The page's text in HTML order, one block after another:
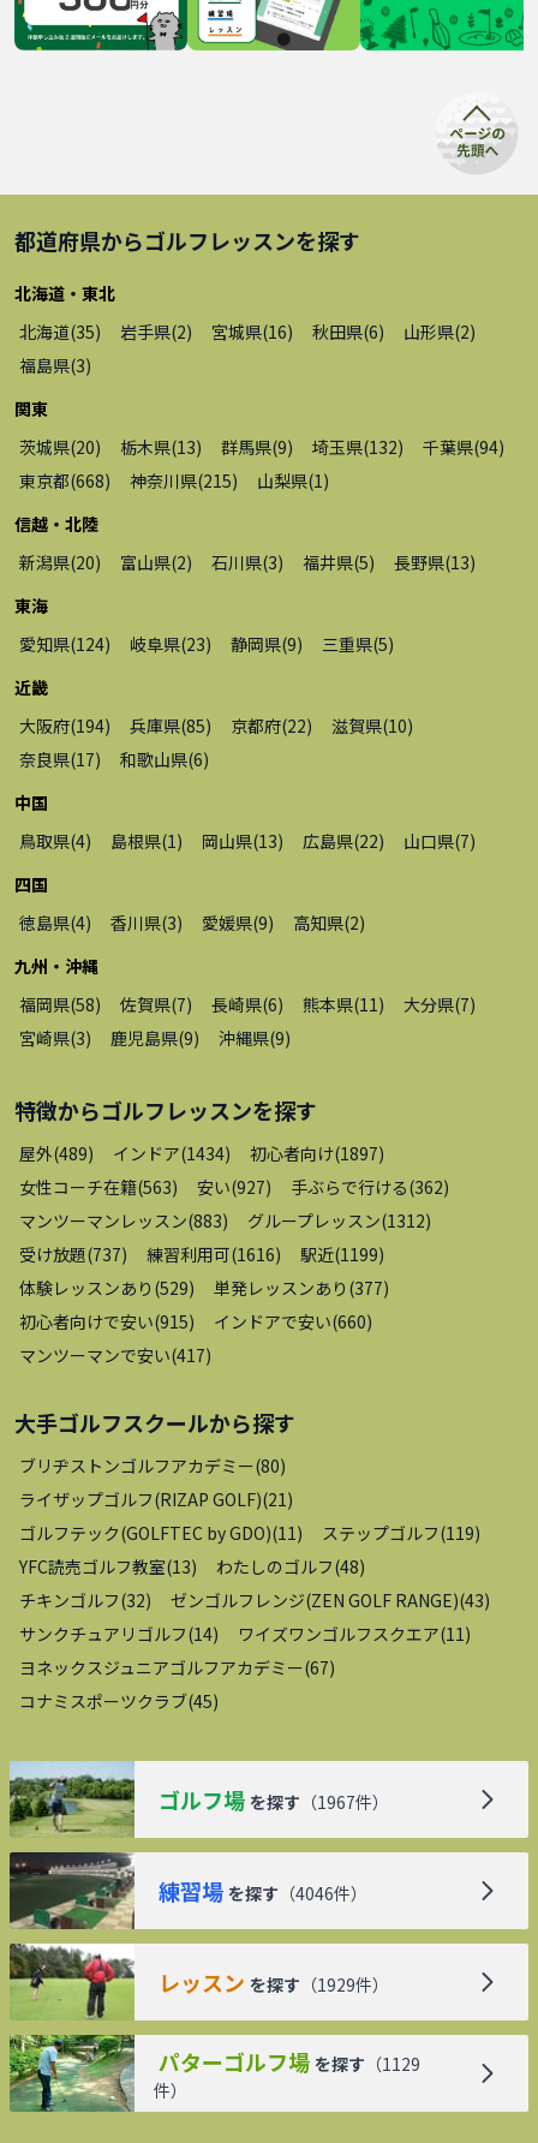
都道府県からゴルフレッスンを探す
北海道・東北
北海道(35) 岩手県(2) 宮城県(16) 秋田県(6) 山形県(2)
福島県(3)
関東
茨城県(20) 栃木県(13) 群馬県(9) 埼玉県(132) 千葉県(94)
東京都(668) 神奈川県(215) 山梨県(1 )
信越・北陸
新潟県(20) 富山県(2) 石川県(3) 福井県(5) 長野県(13)
東海
愛知県(124) 岐阜県(23) 静岡県(9) 三重県(5)
近畿
大阪府(194) 兵庫県(85) 京都府(22) 滋賀県(10)
奈良県(17) 和歌山県(6)
中国
鳥取県(4) 島根県(1 ) 岡山県(13) 広島県(22) 山口県(7)
四国
徳島県(4) 香川県(3) 愛媛県(9) 高知県(2)
九州・沖縄
福岡県(58) 佐賀県(7) 長崎県(6) 熊本県(11 ) 大分県(7)
宮崎県(3) 鹿児島県(9) 沖縄県(9)
特徴からゴルフレッスンを探す
屋外(489) インドア(1434) 初心者向け(1897)
女性コーチ在籍(563) 安い(927) 手ぶらで行ける(362)
マンツーマンレッスン(883) グループレッスン(1312)
受け放題(737) 練習利用可(1616) 駅近(1199)
体験レッスンあり (529) 単発レッスンあり (377)
初心者向けで安い(915) インドアで安い(660)
マンツーマンで安い(417)
大手ゴルフスクールから探す
ブリヂストンゴルフアカデミー(80)
ライザップゴルフ(RIZAP GOLF)(21 )
ゴルフテック(GOLFTEC by GDO)(11 ) ステップゴルフ(119)
YFC読売ゴルフ教室(13) わたしのゴルフ(48)
チキンゴルフ(32) ゼンゴルフレンジ(ZEN GOLF RANGE)(43)
サンクチュアリゴルフ(14) ワイズワンゴルフスクエア(11 )
ヨネックスジュニアゴルフアカデミー(67)
コナミスポーツクラブ(45)
ゴルフ場 を探す （1967件）
練習場 を探す （4046件）
レッスン を探す （1929件）
パターゴルフ場 を探す （1129
件）